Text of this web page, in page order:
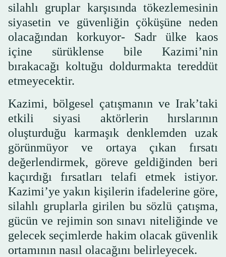
silahlı gruplar karşısında tökezlemesinin
siyasetin ve güvenliğin çöküşüne neden
olacağından korkuyor- Sadr ülke kaos
içine sürüklense bile Kazimi’nin
bırakacağı koltuğu doldurmakta tereddüt
etmeyecektir.
Kazimi, bölgesel çatışmanın ve Irak’taki
etkili siyasi aktörlerin hırslarının
oluşturduğu karmaşık denklemden uzak
görünmüyor ve ortaya çıkan fırsatı
değerlendirmek, göreve geldiğinden beri
kaçırdığı fırsatları telafi etmek istiyor.
Kazimi’ye yakın kişilerin ifadelerine göre,
silahlı gruplarla girilen bu sözlü çatışma,
gücün ve rejimin son sınavı niteliğinde ve
gelecek seçimlerde hakim olacak güvenlik
ortamının nasıl olacağını belirleyecek.